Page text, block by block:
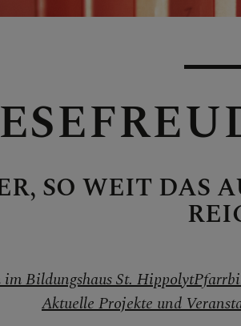
Pilgern
Jugendliche in
Lange Nacht
SO WEIT DAS
im Bildungshaus St. Hippolyt
Aktuelle Projekte und